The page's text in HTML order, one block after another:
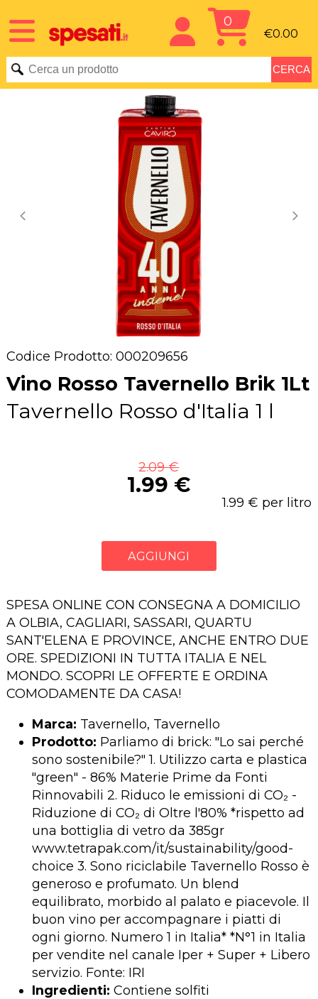
0
€0.00
Codice Prodotto: 000209656
Vino Rosso Tavernello Brik 1Lt
Tavernello Rosso d'Italia 1 l
2.09 €
1.99 €
1.99 € per litro
AGGIUNGI
SPESA ONLINE CON CONSEGNA A DOMICILIO
A OLBIA, CAGLIARI, SASSARI, QUARTU
SANT'ELENA E PROVINCE, ANCHE ENTRO DUE
ORE. SPEDIZIONI IN TUTTA ITALIA E NEL
MONDO. SCOPRI LE OFFERTE E ORDINA
COMODAMENTE DA CASA!
Marca: Tavernello, Tavernello
Prodotto: Parliamo di brick: "Lo sai perché
sono sostenibile?" 1. Utilizzo carta e plastica
"green" - 86% Materie Prime da Fonti
Rinnovabili 2. Riduco le emissioni di CO₂ -
Riduzione di CO₂ di Oltre l'80% *rispetto ad
una bottiglia di vetro da 385gr
www.tetrapak.com/it/sustainability/good-
choice 3. Sono riciclabile Tavernello Rosso è
generoso e profumato. Un blend
equilibrato, morbido al palato e piacevole. Il
buon vino per accompagnare i piatti di
ogni giorno. Numero 1 in Italia* *N°1 in Italia
per vendite nel canale Iper + Super + Libero
servizio. Fonte: IRI
Ingredienti: Contiene solfiti